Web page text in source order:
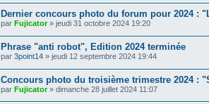
Dernier concours photo du forum pour 2024 :
par Fujicator» jeudi 31 octobre 2024 19:20
Phrase "anti robot", Edition 2024 terminée
par 3point14 » jeudi 12 septembre 2024 19:44
Concours photo du troisième trimestre 2024 :
par Fujicator» dimanche 28 juillet 2024 11:07